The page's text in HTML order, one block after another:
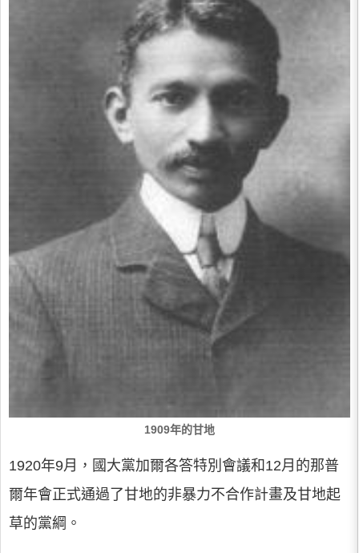
1909年的甘地
1920年9月，國大黨加爾各答特別會議和12月的那普
爾年會正式通過了甘地的非暴力不合作計畫及甘地起
草的黨綱。